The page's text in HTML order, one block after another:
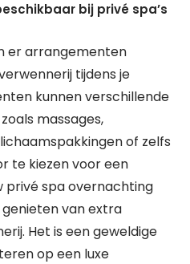
bij privé spa’s
er arrangementen
tijdens je
kunnen verschillende
massages,
of zelfs
te kiezen voor een
privé spa overnachting
van extra
Het is een geweldige
op een luxe